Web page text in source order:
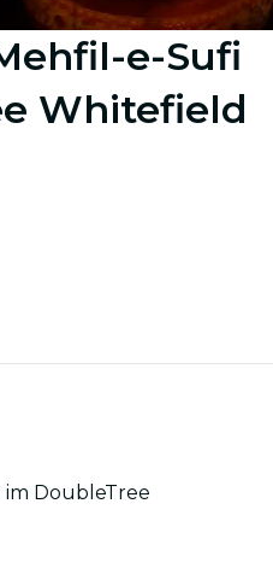
e-Sufi
Whitefield
DoubleTree